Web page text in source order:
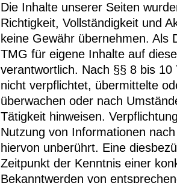
Die Inhalte unserer Seiten
Richtigkeit, Vollständigkeit und
keine Gewähr übernehmen. Als
TMG für eigene Inhalte auf
verantwortlich. Nach §§ 8 bis
nicht verpflichtet, übermittelte
überwachen oder nach
Tätigkeit hinweisen.
Nutzung von Informationen
hiervon unberührt. Eine
Zeitpunkt der Kenntnis einer
Bekanntwerden von